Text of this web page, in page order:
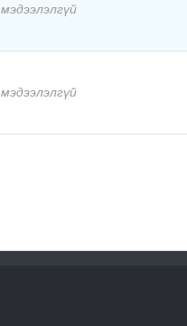
мэдээлэлгүй
мэдээлэлгүй